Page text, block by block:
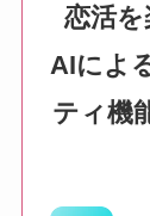
恋活を
AIによ
ティ機